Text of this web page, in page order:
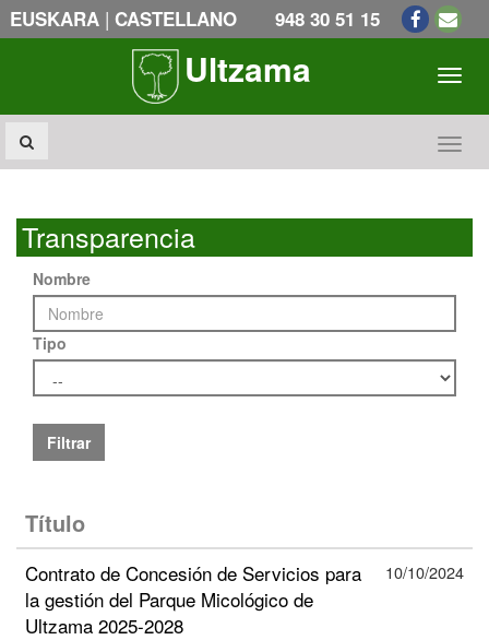
EUSKARA | CASTELLANO 948 30 51 15
Ultzama
Transparencia
Nombre
Tipo
Filtrar
Título
Contrato de Concesión de Servicios para
la gestión del Parque Micológico de
Ultzama 2025-2028
10/10/2024